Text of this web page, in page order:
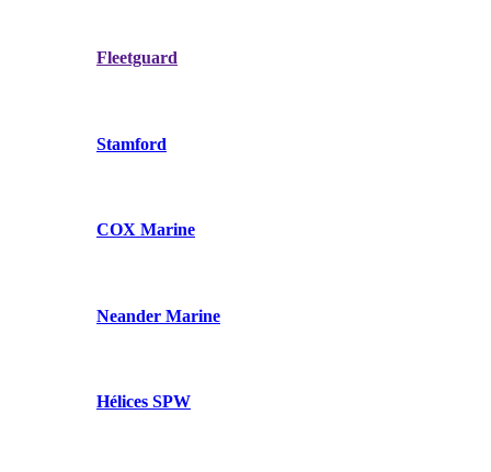
Fleetguard
Stamford
COX Marine
Neander Marine
Hélices SPW